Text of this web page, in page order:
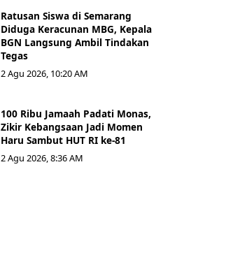
Ratusan Siswa di Semarang
Diduga Keracunan MBG, Kepala
BGN Langsung Ambil Tindakan
Tegas
2 Agu 2026, 10:20 AM
100 Ribu Jamaah Padati Monas,
Zikir Kebangsaan Jadi Momen
Haru Sambut HUT RI ke-81
2 Agu 2026, 8:36 AM